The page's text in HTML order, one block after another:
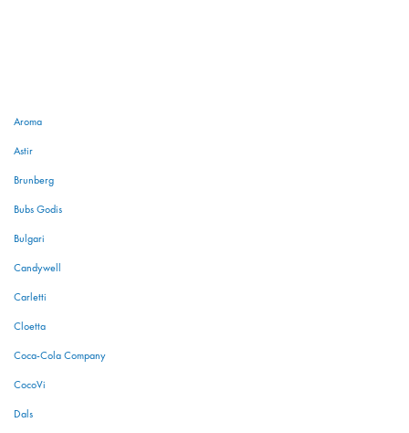
Aroma
Astir
Brunberg
Bubs Godis
Bulgari
Candywell
Carletti
Cloetta
Coca-Cola Company
CocoVi
Dals